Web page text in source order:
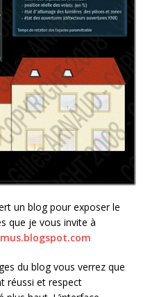
un blog pour exposer le
que je vous invite à
du blog vous verrez que
réussi et respect